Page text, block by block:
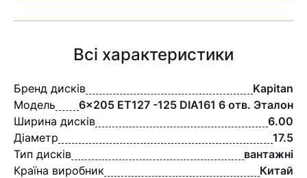
Всі характеристики
Бренд дисків
Kapitan
Модель
6×205 ET127 -125 DIA161 6 отв. Эталон
Ширина дисків
6.00
Діаметр
17.5
Тип дисків
вантажні
Країна виробник
Китай